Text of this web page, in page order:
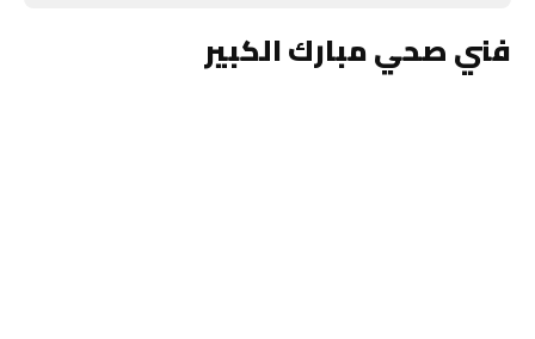
فني صحي مبارك الكبير